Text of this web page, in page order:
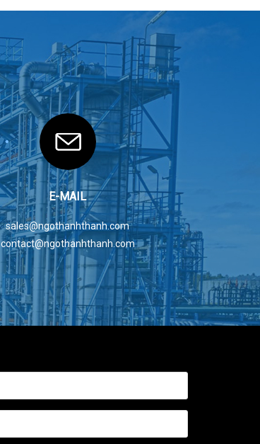
E-MAIL
sales@ngothanhthanh.com
contact@ngothanhthanh.com